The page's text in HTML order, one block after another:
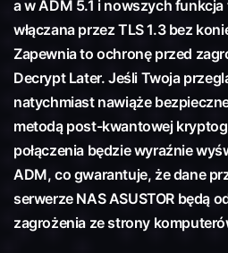
a w ADM 5.1 i nowszych
włączana przez TLS 1.3 bez
Zapewnia to ochronę przed
Decrypt Later. Jeśli Twoja
natychmiast nawiąże
metodą post-kwantowej
połączenia będzie wyraźnie
ADM, co gwarantuje, że dane
serwerze NAS ASUSTOR będą
zagrożenia ze strony